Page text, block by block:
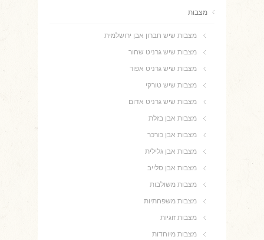
מצבות
מצבות שיש חברון אבן ירושלמית
מצבות שיש גרניט שחור
מצבות שיש גרניט אפור
מצבות שיש טורקי
מצבות שיש גרניט אדום
מצבות אבן בזלת
מצבות אבן כורכר
מצבות אבן גלילית
מצבות אבן סלייב
מצבות משולבות
מצבות משפחתיות
מצבות זוגיות
מצבות מיוחדות